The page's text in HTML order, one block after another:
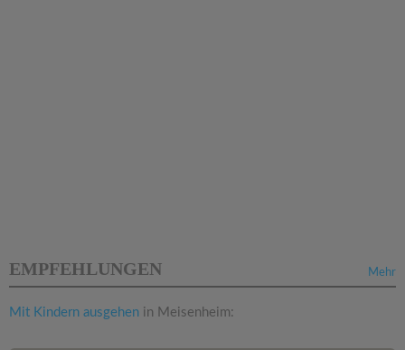
Mehr
EMPFEHLUNGEN
Mit Kindern ausgehen in Meisenheim: